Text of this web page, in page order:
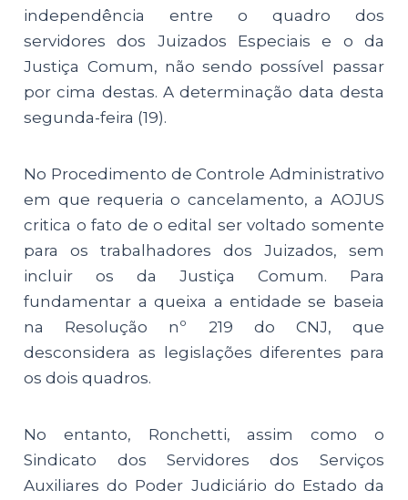
independência entre o quadro dos
servidores dos Juizados Especiais e o da
Justiça Comum, não sendo possível passar
por cima destas. A determinação data desta
segunda-feira (19).
No Procedimento de Controle Administrativo
em que requeria o cancelamento, a AOJUS
critica o fato de o edital ser voltado somente
para os trabalhadores dos Juizados, sem
incluir os da Justiça Comum. Para
fundamentar a queixa a entidade se baseia
na Resolução nº 219 do CNJ, que
desconsidera as legislações diferentes para
os dois quadros.
No entanto, Ronchetti, assim como o
Sindicato dos Servidores dos Serviços
Auxiliares do Poder Judiciário do Estado da